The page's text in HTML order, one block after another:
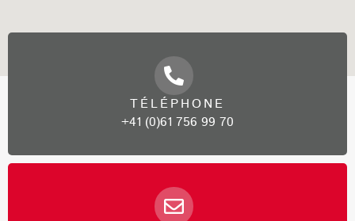
TÉLÉPHONE
+41 (0)61 756 99 70